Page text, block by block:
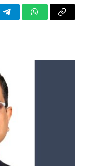
TelegramWhatsApp
Copy